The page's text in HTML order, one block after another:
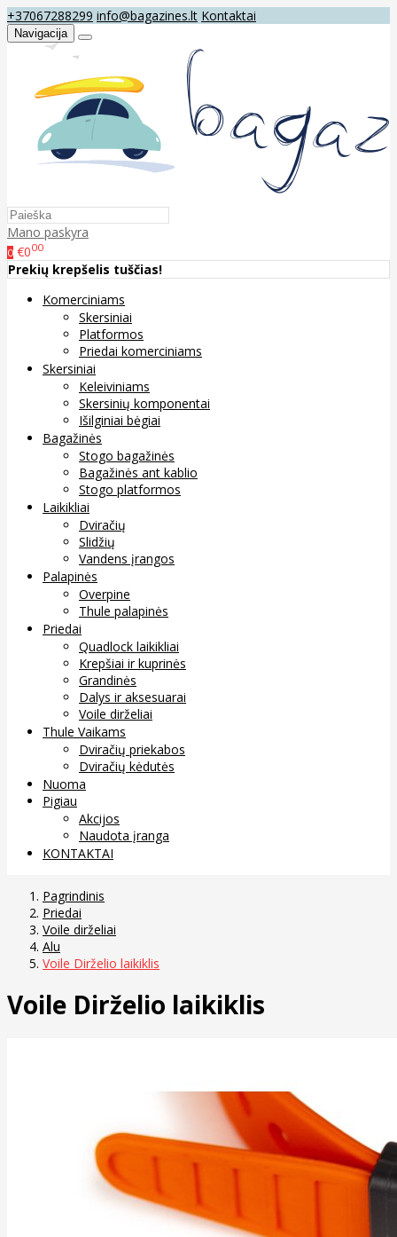
+37067288299 info@bagazines.lt Kontaktai
Navigacija
Mano paskyra
0 €000
Prekių krepšelis tuščias!
Komerciniams
Skersiniai
Platformos
Priedai komerciniams
Skersiniai
Keleiviniams
Skersinių komponentai
Išilginiai bėgiai
Bagažinės
Stogo bagažinės
Bagažinės ant kablio
Stogo platformos
Laikikliai
Dviračių
Slidžių
Vandens įrangos
Palapinės
Overpine
Thule palapinės
Priedai
Quadlock laikikliai
Krepšiai ir kuprinės
Grandinės
Dalys ir aksesuarai
Voile dirželiai
Thule Vaikams
Dviračių priekabos
Dviračių kėdutės
Nuoma
Pigiau
Akcijos
Naudota įranga
KONTAKTAI
Pagrindinis
Priedai
Voile dirželiai
Alu
Voile Dirželio laikiklis
Voile Dirželio laikiklis